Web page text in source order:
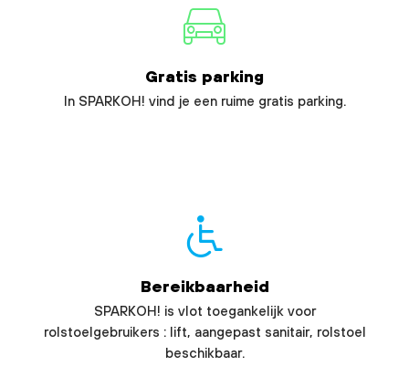
Gratis parking
In SPARKOH! vind je een ruime gratis parking.
Bereikbaarheid
SPARKOH! is vlot toegankelijk voor
rolstoelgebruikers : lift, aangepast sanitair, rolstoel
beschikbaar.